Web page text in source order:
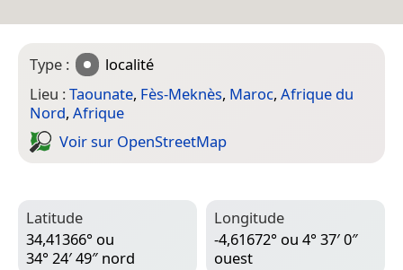
Type :
localité
Lieu :Taounate, Fès-Meknès, Maroc, Afrique du
Nord, Afrique
Voir sur Open­Street­Map
Latitude
34,41366° ou
34° 24′ 49″ nord
Longitude
-4,61672° ou 4° 37′ 0″
ouest